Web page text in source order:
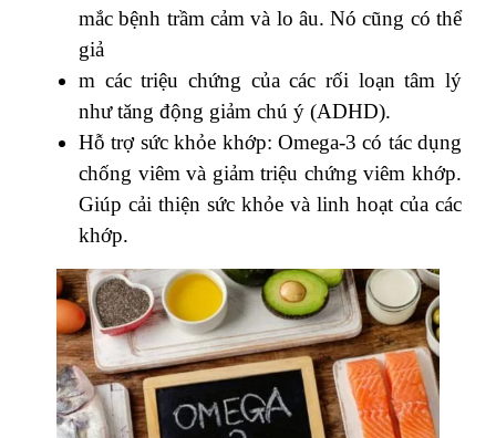
mắc bệnh trầm cảm và lo âu. Nó cũng có thể
giả
m các triệu chứng của các rối loạn tâm lý
như tăng động giảm chú ý (ADHD).
Hỗ trợ sức khỏe khớp: Omega-3 có tác dụng
chống viêm và giảm triệu chứng viêm khớp.
Giúp cải thiện sức khỏe và linh hoạt của các
khớp.